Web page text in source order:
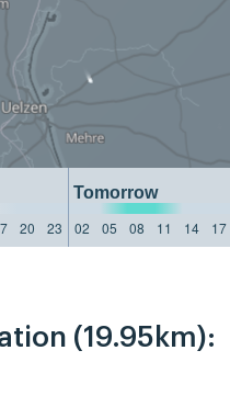
Tomorrow
20 23 02 05 08 11 14 17
(19.95km):